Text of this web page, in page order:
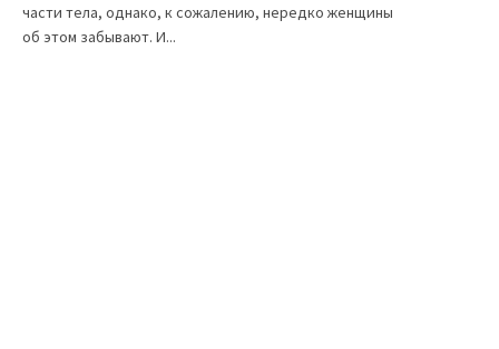
части тела, однако, к сожалению, нередко женщины
об этом забывают. И...